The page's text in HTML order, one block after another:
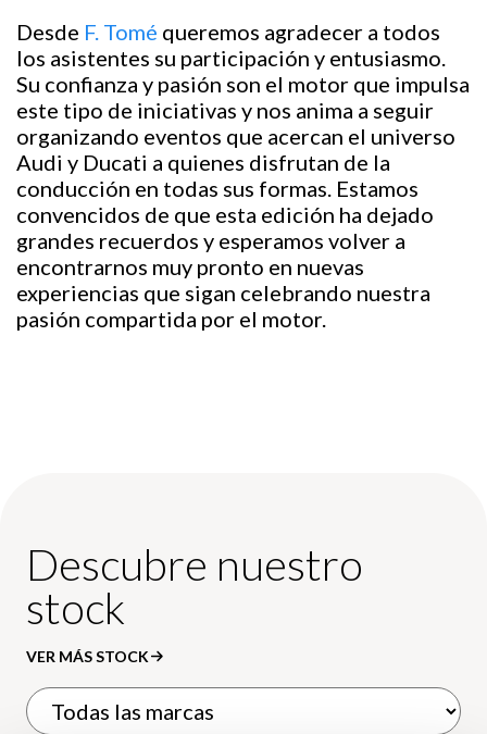
Desde F. Tomé queremos agradecer a todos
los asistentes su participación y entusiasmo.
Su confianza y pasión son el motor que impulsa
este tipo de iniciativas y nos anima a seguir
organizando eventos que acercan el universo
Audi y Ducati a quienes disfrutan de la
conducción en todas sus formas. Estamos
convencidos de que esta edición ha dejado
grandes recuerdos y esperamos volver a
encontrarnos muy pronto en nuevas
experiencias que sigan celebrando nuestra
pasión compartida por el motor.
Descubre nuestro
stock
VER MÁS STOCK